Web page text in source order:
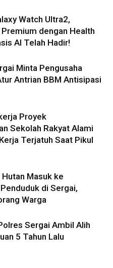
Watch Ultra2,
dengan Health
AI Telah Hadir!
Minta Pengusaha
Antrian BBM Antisipasi
Proyek
Sekolah Rakyat Alami
Terjatuh Saat Pikul
Masuk ke
di Sergai,
Warga
Sergai Ambil Alih
5 Tahun Lalu